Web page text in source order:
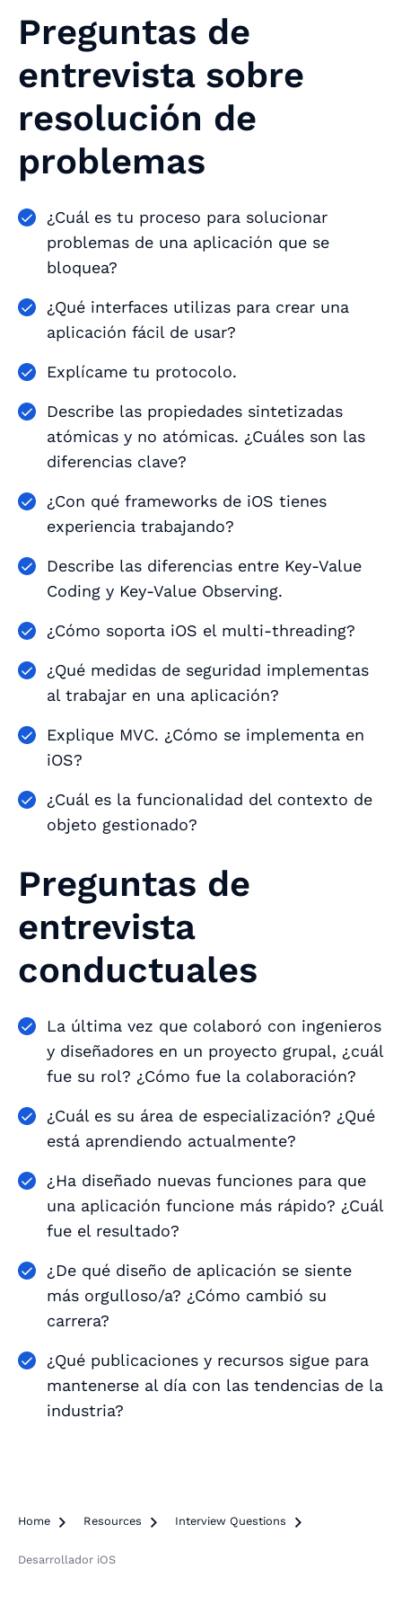
Preguntas de
entrevista sobre
resolución de
problemas
¿Cuál es tu proceso para solucionar
problemas de una aplicación que se
bloquea?
¿Qué interfaces utilizas para crear una
aplicación fácil de usar?
Explícame tu protocolo.
Describe las propiedades sintetizadas
atómicas y no atómicas. ¿Cuáles son las
diferencias clave?
¿Con qué frameworks de iOS tienes
experiencia trabajando?
Describe las diferencias entre Key-Value
Coding y Key-Value Observing.
¿Cómo soporta iOS el multi-threading?
¿Qué medidas de seguridad implementas
al trabajar en una aplicación?
Explique MVC. ¿Cómo se implementa en
iOS?
¿Cuál es la funcionalidad del contexto de
objeto gestionado?
Preguntas de
entrevista
conductuales
La última vez que colaboró con ingenieros
y diseñadores en un proyecto grupal, ¿cuál
fue su rol? ¿Cómo fue la colaboración?
¿Cuál es su área de especialización? ¿Qué
está aprendiendo actualmente?
¿Ha diseñado nuevas funciones para que
una aplicación funcione más rápido? ¿Cuál
fue el resultado?
¿De qué diseño de aplicación se siente
más orgulloso/a? ¿Cómo cambió su
carrera?
¿Qué publicaciones y recursos sigue para
mantenerse al día con las tendencias de la
industria?
Home  Resources  Interview Questions 
Desarrollador iOS